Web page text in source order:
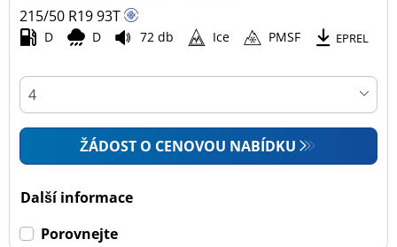
215/50 R1993T
D D 72 db Ice PMSF EPREL
ŽÁDOST O CENOVOU NABÍDKU
Další informace
Porovnejte